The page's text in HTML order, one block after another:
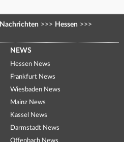
Nachrichten >>> Hessen >>>
NEWS
Hessen News
Frankfurt News
Wiesbaden News
Mainz News
Kassel News
Darmstadt News